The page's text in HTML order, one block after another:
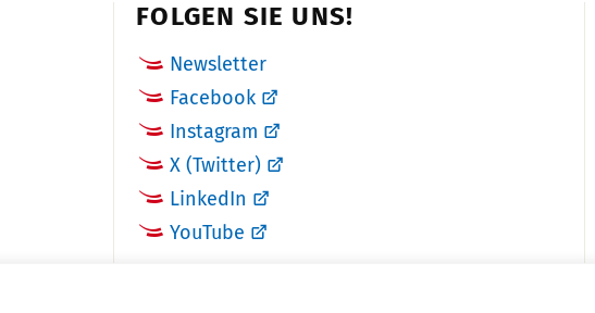
FOLGEN SIE UNS!
Newsletter
Facebook
Instagram
X (Twitter)
LinkedIn
YouTube